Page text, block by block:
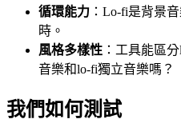
循環能力 ：Lo-fi是背景
時。
風格多樣性 ：工具能區
音樂和lo-fi獨立音樂嗎？
我們如何測試